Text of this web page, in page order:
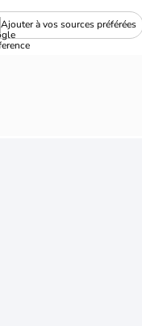
Ajouter à vos sources préférées